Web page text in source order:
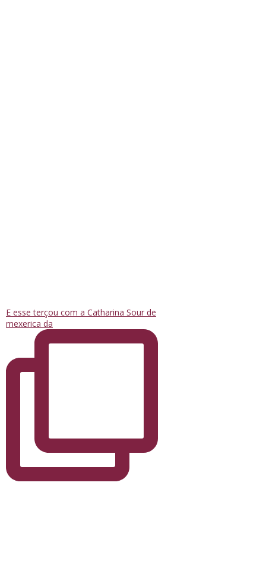
E esse terçou com a Catharina Sour de
mexerica da